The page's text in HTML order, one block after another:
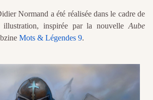
Normand a été réalisée dans le cadre de
inspirée par la nouvelle Aube
Mots & Légendes 9.